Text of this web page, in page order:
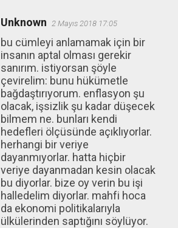
Unknown 2 Mayıs 2018 17:05
bu cümleyi anlamamak için bir
insanın aptal olması gerekir
sanırım. istiyorsan şöyle
çevirelim: bunu hükümetle
bağdaştırıyorum. enflasyon şu
olacak, işsizlik şu kadar düşecek
bilmem ne. bunları kendi
hedefleri ölçüsünde açıklıyorlar.
herhangi bir veriye
dayanmıyorlar. hatta hiçbir
veriye dayanmadan kesin olacak
bu diyorlar. bize oy verin bu işi
halledelim diyorlar. mahfi hoca
da ekonomi politikalarıyla
ülkülerinden saptığını söylüyor.